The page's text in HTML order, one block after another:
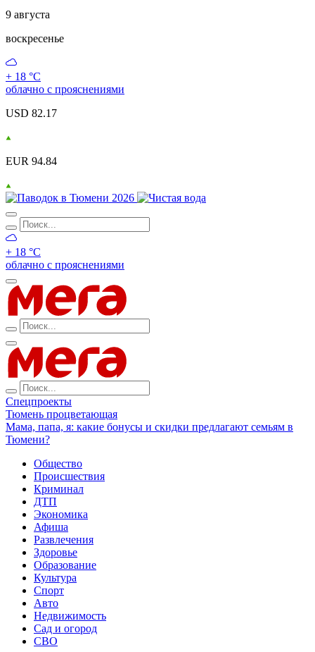
9 августа
воскресенье
+ 18 °С
облачно с прояснениями
USD 82.17
EUR 94.84
+ 18 °С
облачно с прояснениями
Спецпроекты
Тюмень процветающая
Мама, папа, я: какие бонусы и скидки предлагают семьям в
Тюмени?
Общество
Происшествия
Криминал
ДТП
Экономика
Афиша
Развлечения
Здоровье
Образование
Культура
Спорт
Авто
Недвижимость
Сад и огород
СВО